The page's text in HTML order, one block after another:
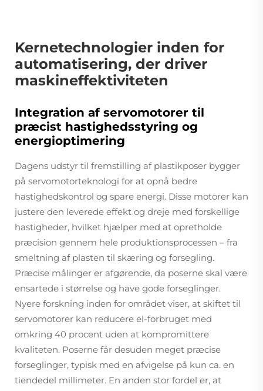
Kernetechnologier inden for
automatisering, der driver
maskineffektiviteten
Integration af servomotorer til
præcist hastighedsstyring og
energioptimering
Dagens udstyr til fremstilling af plastikposer bygger
på servomotorteknologi for at opnå bedre
hastighedskontrol og spare energi. Disse motorer kan
justere den leverede effekt og dreje med forskellige
hastigheder, hvilket hjælper med at opretholde
præcision gennem hele produktionsprocessen – fra
smeltning af plasten til skæring og forsegling.
Præcise målinger er afgørende, da poserne skal være
ensartede i størrelse og have gode forseglinger.
Nyere forskning inden for området viser, at skiftet til
servomotorer kan reducere el-forbruget med
omkring 40 procent uden at kompromittere
kvaliteten. Poserne får desuden meget præcise
forseglinger, typisk med en afvigelse på kun ca. en
tiendedel millimeter. En anden stor fordel er, at